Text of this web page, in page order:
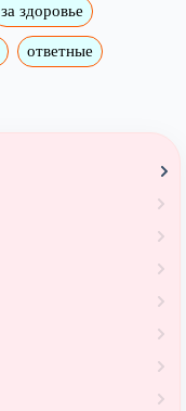
за здоровье
ответные